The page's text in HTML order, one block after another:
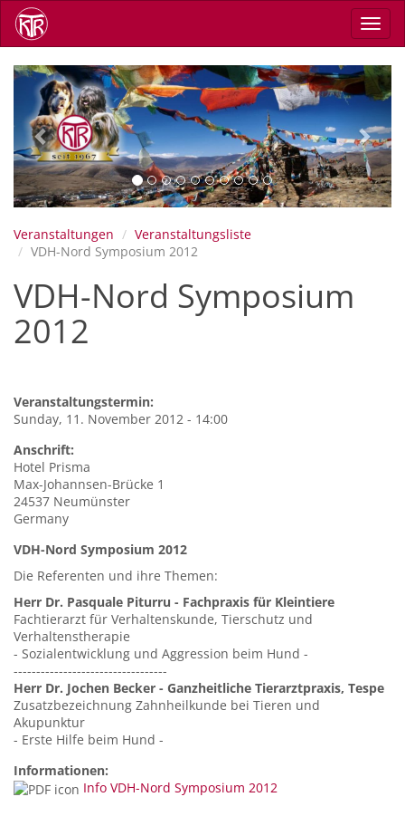
Skip
main
Previous Next
Veranstaltungen
Veranstaltungsliste
VDH-Nord Symposium 2012
VDH-Nord Symposium
2012
Veranstaltungstermin:
Sunday, 11. November 2012 - 14:00
Anschrift:
Hotel Prisma
Max-Johannsen-Brücke 1
24537 Neumünster
Germany
VDH-Nord Symposium 2012
Die Referenten und ihre Themen:
Herr Dr. Pasquale Piturru - Fachpraxis für Kleintiere
Fachtierarzt für Verhaltenskunde, Tierschutz und
Verhaltenstherapie
- Sozialentwicklung und Aggression beim Hund -
----------------------------------
Herr Dr. Jochen Becker - Ganzheitliche Tierarztpraxis, Tespe
Zusatzbezeichnung Zahnheilkunde bei Tieren und
Akupunktur
- Erste Hilfe beim Hund -
Informationen:
Info VDH-Nord Symposium 2012